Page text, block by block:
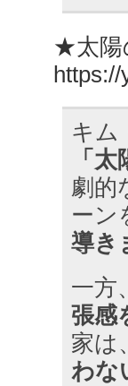
★太陽
https://
キム
「
劇的
ーン
導き
一方、
張感
家は
わな